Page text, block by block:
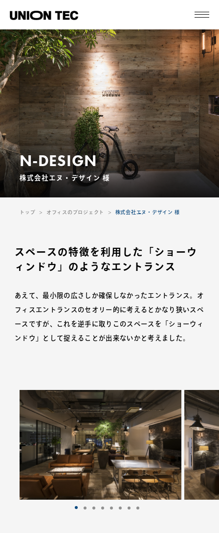
N-DESIGN
株式会社エヌ・デザイン 様
トップ オフィスのプロジェクト 株式会社エヌ・デザイン 様
スペースの特徴を利用した「ショーウ
ィンドウ」のようなエントランス
あえて、最小限の広さしか確保しなかったエントランス。オ
フィスエントランスのセオリー的に考えるとかなり狭いスペ
ースですが、これを逆手に取りこのスペースを「ショーウィ
ンドウ」として捉えることが出来ないかと考えました。